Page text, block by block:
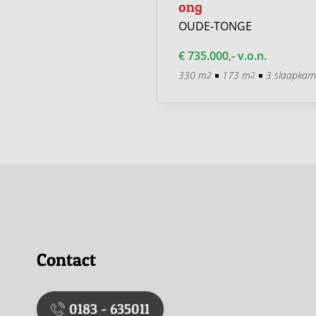
ong
OUDE-TONGE
€ 735.000,- v.o.n.
330 m2 173 m2 3
Contact
0183 - 635011